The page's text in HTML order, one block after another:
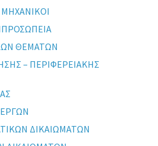
ΘΕΜΑΤΩΝ
– ΠΕΡΙΦΕΡΕΙΑΚΗΣ
ΔΙΚΑΙΩΜΑΤΩΝ